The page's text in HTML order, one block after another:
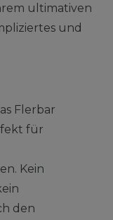
ultimativen
und
Flerbar
für
Kein
den